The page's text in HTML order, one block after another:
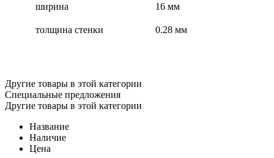
ширина 16 мм
толщина стенки 0.28 мм
Другие товары в этой категории
Специальные предложения
Другие товары в этой категории
Название
Наличие
Цена